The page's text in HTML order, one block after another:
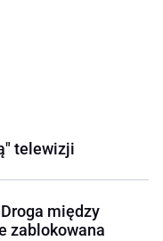
telewizji
między
zablokowana